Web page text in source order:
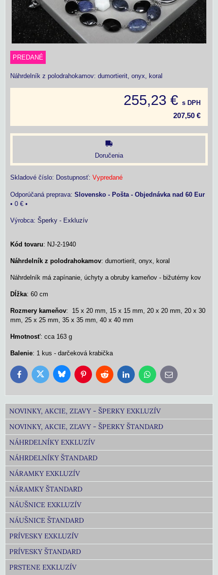
PREDANÉ
Náhrdelník z polodrahokamov: dumortierit, onyx, koral
255,23 € s DPH
207,50 €
Doručenia
Skladové číslo: Dostupnosť: Vypredané
Slovensko - Pošta - Objednávka nad 60 Eur
• 0 € •
Výrobca: Šperky - Exkluzív
Kód tovaru: NJ-2-1940
Náhrdelník z polodrahokamov: dumortierit, onyx, koral
Náhrdelník má zapínanie, úchyty a obruby kameňov - bižutérny kov
Dĺžka: 60 cm
Rozmery kameňov: 15 x 20 mm, 15 x 15 mm, 20 x 20 mm, 20 x 30
mm, 25 x 25 mm, 35 x 35 mm, 40 x 40 mm
Hmotnosť: cca 163 g
Balenie: 1 kus - darčeková krabička
FacebookTwitter BlueskyPinterestReddit LinkedInWhatsApp
E-
mail
NOVINKY, AKCIE, ZĽAVY - ŠPERKY EXKLUZÍV
NOVINKY, AKCIE, ZĽAVY - ŠPERKY ŠTANDARD
NÁHRDELNÍKY EXKLUZÍV
NÁHRDELNÍKY ŠTANDARD
NÁRAMKY EXKLUZÍV
NÁRAMKY ŠTANDARD
NÁUŠNICE EXKLUZÍV
NÁUŠNICE ŠTANDARD
PRÍVESKY EXKLUZÍV
PRÍVESKY ŠTANDARD
PRSTENE EXKLUZÍV